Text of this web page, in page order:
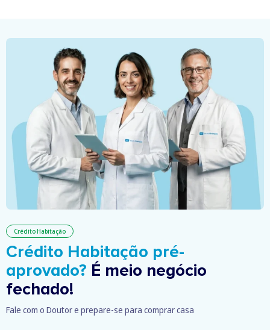
Crédito Habitação
Crédito Habitação pré-
aprovado? É meio negócio
fechado!
Fale com o Doutor e prepare-se para comprar casa